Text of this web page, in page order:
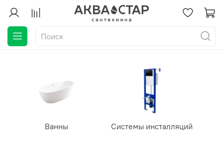
Ванны Системы инсталляций